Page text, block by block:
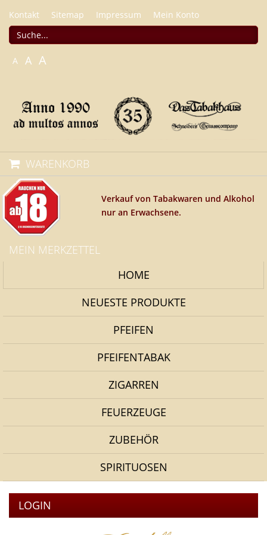
Kontakt Sitemap Impressum Mein Konto
A A A
WARENKORB
Verkauf von Tabakwaren und Alkohol
nur an Erwachsene.
MEIN MERKZETTEL
HOME
NEUESTE PRODUKTE
PFEIFEN
PFEIFENTABAK
ZIGARREN
FEUERZEUGE
ZUBEHÖR
SPIRITUOSEN
LOGIN